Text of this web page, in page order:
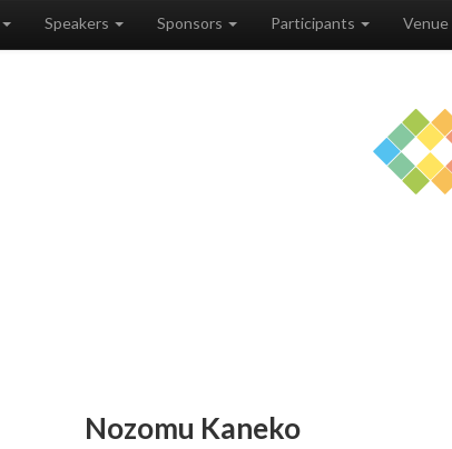
Speakers Sponsors Participants Venue
Nozomu Kaneko